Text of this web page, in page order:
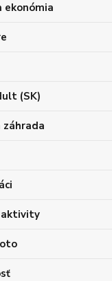
ekonómia
(SK)
záhrada
aktivity